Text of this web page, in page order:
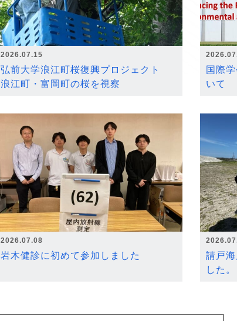
2026.07.15
弘前大学浪江町桜復興プロジェクト
浪江町・富岡町の桜を視察
国際
いて
2026.07.08
岩木健診に初めて参加しました
請戸
した。